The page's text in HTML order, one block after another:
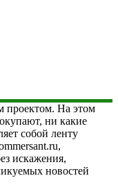
проектом. На этом
ни какие
собой ленту
искажения,
новостей